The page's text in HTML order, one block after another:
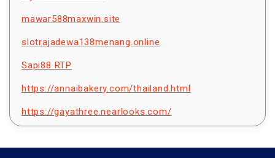
mawar588maxwin.site
slotrajadewa138menang.online
Sapi88 RTP
https://annaibakery.com/thailand.html
https://gayathree.nearlooks.com/